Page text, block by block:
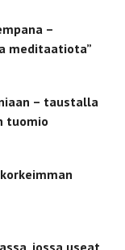
–
meditaatiota”
– taustalla
tuomio
jossa useat